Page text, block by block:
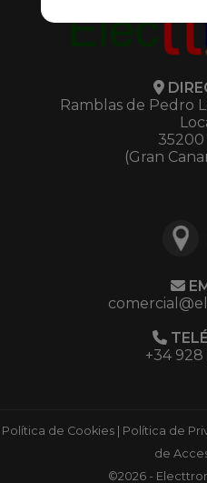
Ramblas de Pedro
(Gran
+34 928
Política de Cookies Política de
de
©2026 -